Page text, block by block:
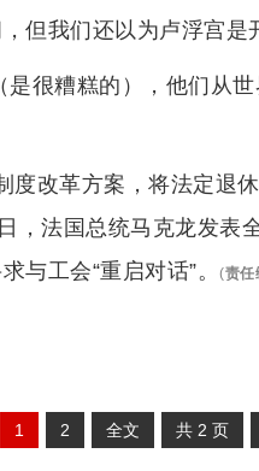
但我们还以为卢浮宫是
是很糟糕的），他们从
度改革方案，将法定退
，法国总统马克龙发表
与工会“重启对话”。
(责任
1 2 全文 共 2 页